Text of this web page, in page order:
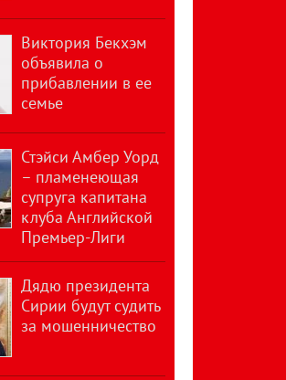
Виктория Бекхэм
объявила о
прибавлении в ее
семье
Стэйси Амбер Уорд
– пламенеющая
супруга капитана
клуба Английской
Премьер-Лиги
Дядю президента
Сирии будут судить
за мошенничество